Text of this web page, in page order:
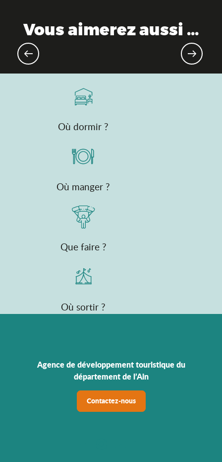
Vous aimerez aussi ...
Où dormir ?
Où manger ?
Que faire ?
Où sortir ?
Agence de développement touristique du
département de l’Ain
Contactez-nous